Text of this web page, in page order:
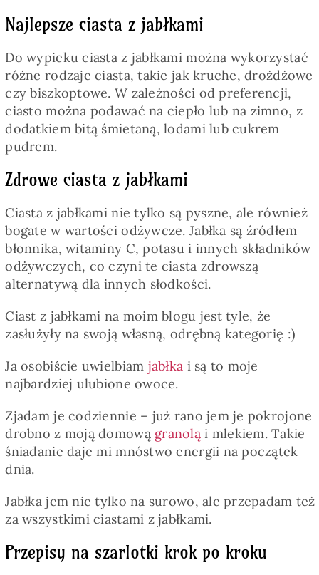
Najlepsze ciasta z jabłkami
Do wypieku ciasta z jabłkami można wykorzystać
różne rodzaje ciasta, takie jak kruche, drożdżowe
czy biszkoptowe. W zależności od preferencji,
ciasto można podawać na ciepło lub na zimno, z
dodatkiem bitą śmietaną, lodami lub cukrem
pudrem.
Zdrowe ciasta z jabłkami
Ciasta z jabłkami nie tylko są pyszne, ale również
bogate w wartości odżywcze. Jabłka są źródłem
błonnika, witaminy C, potasu i innych składników
odżywczych, co czyni te ciasta zdrowszą
alternatywą dla innych słodkości.
Ciast z jabłkami na moim blogu jest tyle, że
zasłużyły na swoją własną, odrębną kategorię :)
Ja osobiście uwielbiam jabłka i są to moje
najbardziej ulubione owoce.
Zjadam je codziennie – już rano jem je pokrojone
drobno z moją domową granolą i mlekiem. Takie
śniadanie daje mi mnóstwo energii na początek
dnia.
Jabłka jem nie tylko na surowo, ale przepadam też
za wszystkimi ciastami z jabłkami.
Przepisy na szarlotki krok po kroku